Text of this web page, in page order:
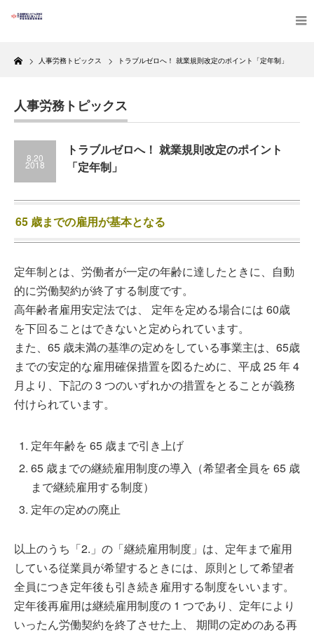
Home
人事労務トピックス トラブルゼロへ！ 就業規則改定のポイント「定年制」
人事労務トピックス
8.20
2018
トラブルゼロへ！ 就業規則改定のポイント
「定年制」
65 歳までの雇用が基本となる
定年制とは、労働者が一定の年齢に達したときに、自動
的に労働契約が終了する制度です。
高年齢者雇用安定法では、 定年を定める場合には 60歳
を下回ることはできないと定められています。
また、65 歳未満の基準の定めをしている事業主は、65歳
までの安定的な雇用確保措置を図るために、平成 25 年 4
月より、下記の 3 つのいずれかの措置をとることが義務
付けられています。
定年年齢を 65 歳まで引き上げ
65 歳までの継続雇用制度の導入（希望者全員を 65 歳
まで継続雇用する制度）
定年の定めの廃止
以上のうち「2.」の「継続雇用制度」は、定年まで雇用
している従業員が希望するときには、原則として希望者
全員につき定年後も引き続き雇用する制度をいいます。
定年後再雇用は継続雇用制度の 1 つであり、定年により
いったん労働契約を終了させた上、 期間の定めのある再